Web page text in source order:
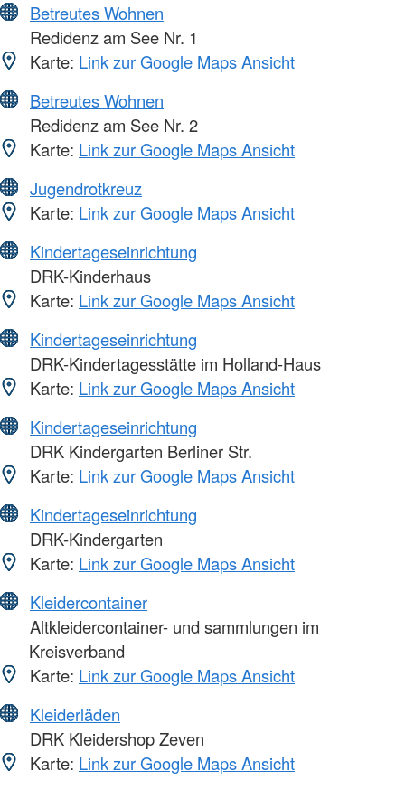
Betreutes Wohnen
Redidenz am See Nr. 1
Karte: Link zur Google Maps Ansicht
Betreutes Wohnen
Redidenz am See Nr. 2
Karte: Link zur Google Maps Ansicht
Jugendrotkreuz
Karte: Link zur Google Maps Ansicht
Kindertageseinrichtung
DRK-Kinderhaus
Karte: Link zur Google Maps Ansicht
Kindertageseinrichtung
DRK-Kindertagesstätte im Holland-Haus
Karte: Link zur Google Maps Ansicht
Kindertageseinrichtung
DRK Kindergarten Berliner Str.
Karte: Link zur Google Maps Ansicht
Kindertageseinrichtung
DRK-Kindergarten
Karte: Link zur Google Maps Ansicht
Kleidercontainer
Altkleidercontainer- und sammlungen im
Kreisverband
Karte: Link zur Google Maps Ansicht
Kleiderläden
DRK Kleidershop Zeven
Karte: Link zur Google Maps Ansicht